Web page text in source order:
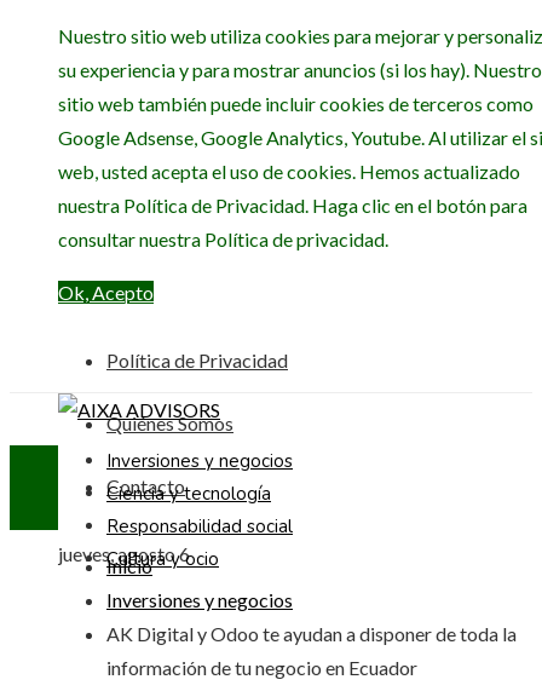
Nuestro sitio web utiliza cookies para mejorar y
su experiencia y para mostrar anuncios (si los hay). Nuestro
sitio web también puede incluir cookies de terceros como
Google Adsense, Google Analytics, Youtube. Al utilizar el
web, usted acepta el uso de cookies. Hemos actualizado
nuestra Política de Privacidad. Haga clic en el botón para
consultar nuestra Política de privacidad.
Ok, Acepto
Política de Privacidad
Quiénes Somos
Contacto
jueves, agosto 6
Inversiones y negocios
Ciencia y tecnología
Responsabilidad social
Cultura y ocio
Inicio
Inversiones y negocios
AK Digital y Odoo te ayudan a disponer de toda la
información de tu negocio en Ecuador